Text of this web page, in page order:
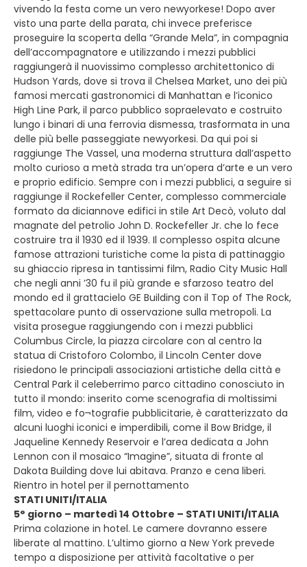
vivendo la festa come un vero newyorkese! Dopo aver
visto una parte della parata, chi invece preferisce
proseguire la scoperta della “Grande Mela”, in compagnia
dell’accompagnatore e utilizzando i mezzi pubblici
raggiungerà il nuovissimo complesso architettonico di
Hudson Yards, dove si trova il Chelsea Market, uno dei più
famosi mercati gastronomici di Manhattan e l’iconico
High Line Park, il parco pubblico sopraelevato e costruito
lungo i binari di una ferrovia dismessa, trasformata in una
delle più belle passeggiate newyorkesi. Da qui poi si
raggiunge The Vassel, una moderna struttura dall’aspetto
molto curioso a metà strada tra un’opera d’arte e un vero
e proprio edificio. Sempre con i mezzi pubblici, a seguire si
raggiunge il Rockefeller Center, complesso commerciale
formato da diciannove edifici in stile Art Decò, voluto dal
magnate del petrolio John D. Rockefeller Jr. che lo fece
costruire tra il 1930 ed il 1939. Il complesso ospita alcune
famose attrazioni turistiche come la pista di pattinaggio
su ghiaccio ripresa in tantissimi film, Radio City Music Hall
che negli anni ’30 fu il più grande e sfarzoso teatro del
mondo ed il grattacielo GE Building con il Top of The Rock,
spettacolare punto di osservazione sulla metropoli. La
visita prosegue raggiungendo con i mezzi pubblici
Columbus Circle, la piazza circolare con al centro la
statua di Cristoforo Colombo, il Lincoln Center dove
risiedono le principali associazioni artistiche della città e
Central Park il celeberrimo parco cittadino conosciuto in
tutto il mondo: inserito come scenografia di moltissimi
film, video e fo¬tografie pubblicitarie, è caratterizzato da
alcuni luoghi iconici e imperdibili, come il Bow Bridge, il
Jaqueline Kennedy Reservoir e l’area dedicata a John
Lennon con il mosaico “Imagine”, situata di fronte al
Dakota Building dove lui abitava. Pranzo e cena liberi.
Rientro in hotel per il pernottamento
STATI UNITI/ITALIA
5° giorno – martedì 14 Ottobre – STATI UNITI/ITALIA
Prima colazione in hotel. Le camere dovranno essere
liberate al mattino. L’ultimo giorno a New York prevede
tempo a disposizione per attività facoltative o per